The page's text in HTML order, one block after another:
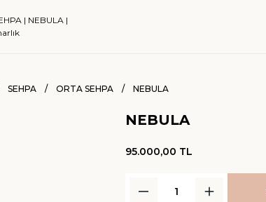
SEHPA ORTA SEHPA NEBULA
NEBULA
95.000,00 TL